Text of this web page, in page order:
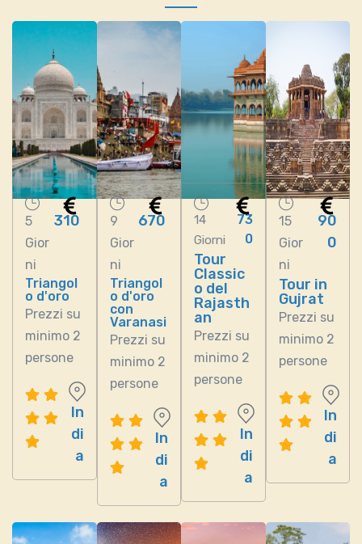
5
Gior
ni
310
Triangol
o d'oro
Prezzi su
minimo 2
persone
In
di
a
9
Gior
ni
670
Triangol
o d'oro
con
Varanasi
Prezzi su
minimo 2
persone
In
di
a
14
Giorni
73
0
Tour
Classic
o del
Rajasth
an
Prezzi su
minimo 2
persone
In
di
a
15
Gior
ni
90
0
Tour in
Gujrat
Prezzi su
minimo 2
persone
In
di
a